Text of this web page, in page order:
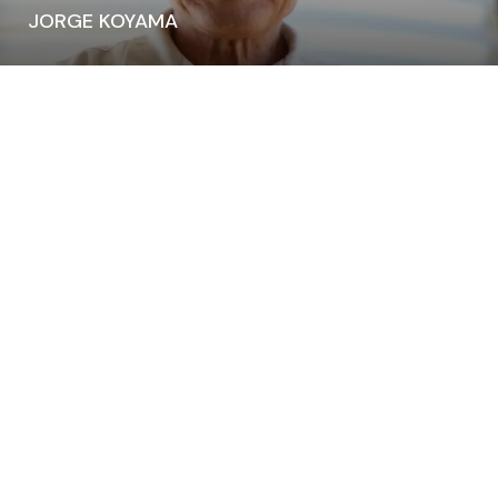
JORGE KOYAMA